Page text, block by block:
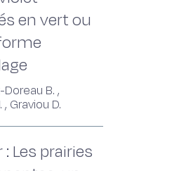
en vert ou
B. ,
, Graviou D.
Les prairies